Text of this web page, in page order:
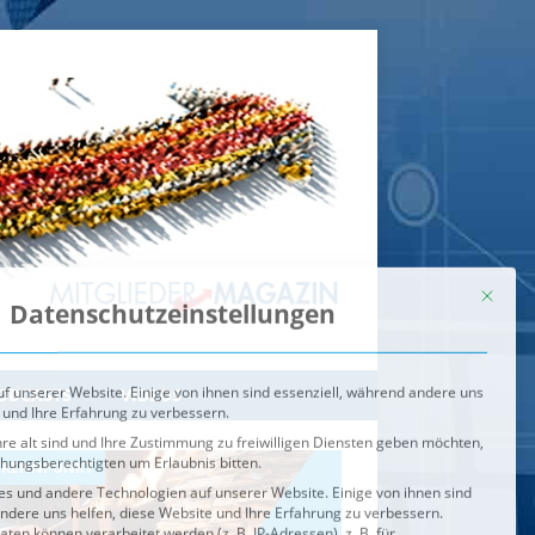
VIDEOS
unserer Website. Einige von ihnen sind essenziell, während andere uns
Ihre Erfahrung zu verbessern.
alt sind und Ihre Zustimmung zu freiwilligen Diensten geben möchten,
um Erlaubnis bitten.
und andere Technologien auf unserer Website. Einige von ihnen sind
uns helfen, diese Website und Ihre Erfahrung zu verbessern.
können verarbeitet werden (z. B. IP-Adressen), z. B. für
und Inhalte oder Anzeigen- und Inhaltsmessung.
Verwendung Ihrer Daten finden Sie in unsererDatenschutzerklärung
Service-Gruppen, für die eine Einwilligung erteilt werden
Externe Medien
Speichern
Alle akzeptieren